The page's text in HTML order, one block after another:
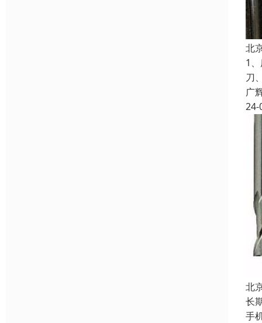
北
1
刀
广
24-
北
长
手